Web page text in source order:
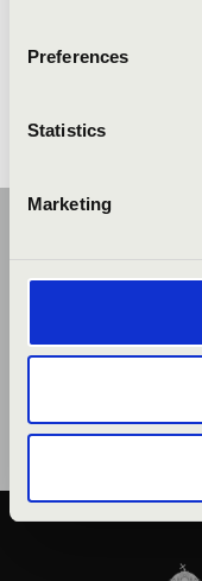
Preferences
Statistics
Marketing